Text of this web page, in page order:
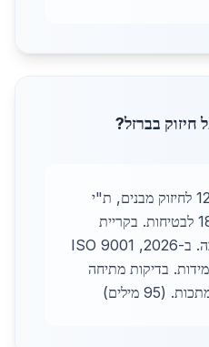
חיזוק בברזל?
תקנים עיקריים: ת"י 1221 לחיזוק מבנים, ת"י
413 לחיבורים, ת"י 1801 לבטיחות. בקריית
אתא, אישור עירייה חובה. ב-2026, ISO 9001
בדיקות מתיחה
מילים)